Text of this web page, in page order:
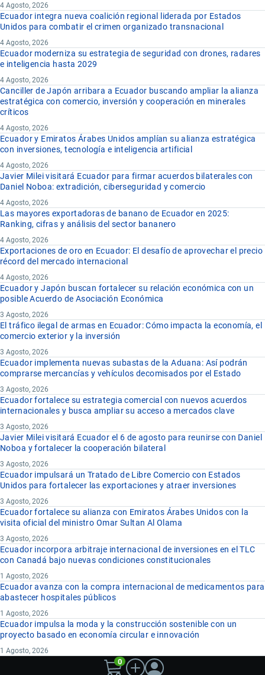
4 Agosto, 2026
Ecuador integra nueva coalición regional liderada por Estados
Unidos para combatir el crimen organizado transnacional
4 Agosto, 2026
Ecuador moderniza su estrategia de seguridad con drones, radares
e inteligencia hasta 2029
4 Agosto, 2026
Canciller de Japón arribara a Ecuador buscando ampliar la alianza
estratégica con comercio, inversión y cooperación en minerales
críticos
4 Agosto, 2026
Ecuador y Emiratos Árabes Unidos amplían su alianza estratégica
con inversiones, tecnología e inteligencia artificial
4 Agosto, 2026
Javier Milei visitará Ecuador para firmar acuerdos bilaterales con
Daniel Noboa: extradición, ciberseguridad y comercio
4 Agosto, 2026
Las mayores exportadoras de banano de Ecuador en 2025:
Ranking, cifras y análisis del sector bananero
4 Agosto, 2026
Exportaciones de oro en Ecuador: El desafío de aprovechar el precio
récord del mercado internacional
4 Agosto, 2026
Ecuador y Japón buscan fortalecer su relación económica con un
posible Acuerdo de Asociación Económica
3 Agosto, 2026
El tráfico ilegal de armas en Ecuador: Cómo impacta la economía, el
comercio exterior y la inversión
3 Agosto, 2026
Ecuador implementa nuevas subastas de la Aduana: Así podrán
comprarse mercancías y vehículos decomisados por el Estado
3 Agosto, 2026
Ecuador fortalece su estrategia comercial con nuevos acuerdos
internacionales y busca ampliar su acceso a mercados clave
3 Agosto, 2026
Javier Milei visitará Ecuador el 6 de agosto para reunirse con Daniel
Noboa y fortalecer la cooperación bilateral
3 Agosto, 2026
Ecuador impulsará un Tratado de Libre Comercio con Estados
Unidos para fortalecer las exportaciones y atraer inversiones
3 Agosto, 2026
Ecuador fortalece su alianza con Emiratos Árabes Unidos con la
visita oficial del ministro Omar Sultan Al Olama
3 Agosto, 2026
Ecuador incorpora arbitraje internacional de inversiones en el TLC
con Canadá bajo nuevas condiciones constitucionales
1 Agosto, 2026
Ecuador avanza con la compra internacional de medicamentos para
abastecer hospitales públicos
1 Agosto, 2026
Ecuador impulsa la moda y la construcción sostenible con un
proyecto basado en economía circular e innovación
1 Agosto, 2026
0